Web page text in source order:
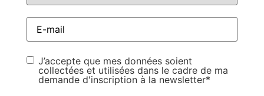
E-
mail*
RGPD*
J’accepte que mes données soient
collectées et utilisées dans le cadre de ma
demande d'inscription à la newsletter*